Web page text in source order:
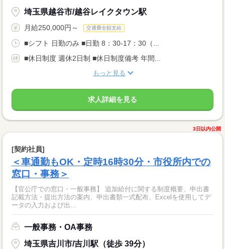
埼玉県越谷市/越谷レイクタウン駅
月給250,000円～ 交通費全額支給
■シフト 日勤のみ ■日勤 8：30-17：30（...
■休日制度 週休2日制 ■休日制度備考 年間...
もっと見る
求人詳細を見る
3日以内公開
[契約社員]
＜車通勤もOK・定時16時30分・市役所内での
窓口・事務＞
【官公庁での窓口・一般事務】 追加給付に関する制度概要、申出書
記載方法・提出方法の案内、申出書類一式配布、Excelを使用してデ
ータの入力および出...
一般事務・OA事務
埼玉県吉川市/吉川駅（徒歩 39分）